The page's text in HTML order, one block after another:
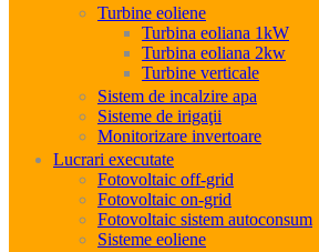
Turbine eoliene
Turbina eoliana 1kW
Turbina eoliana 2kw
Turbine verticale
Sistem de incalzire apa
Sisteme de irigaţii
Monitorizare invertoare
Lucrari executate
Fotovoltaic off-grid
Fotovoltaic on-grid
Fotovoltaic sistem autoconsum
Sisteme eoliene